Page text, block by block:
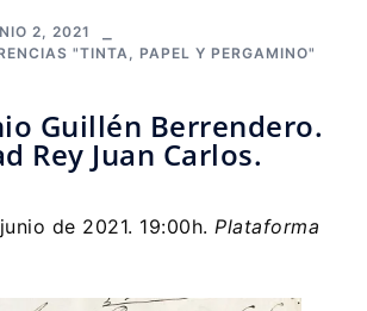
2, 2021
"TINTA, PAPEL Y PERGAMINO"
Guillén Berrendero.
Rey Juan Carlos.
de 2021. 19:00h. Plataforma